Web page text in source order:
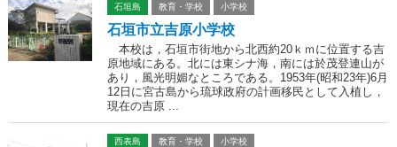
石垣島 教育・学校 小学校
石垣市立吉原小学校
本校は，石垣市街地から北西約20ｋｍに位置する吉
原地域にある。北には東シナ海，南には於茂登連山が
あり，風光明媚なところである。1953年(昭和23年)6月
12日に宮古島から琉球政府の計画移民として入植し，
現在の吉原 ...
西表島 教育・学校 小学校